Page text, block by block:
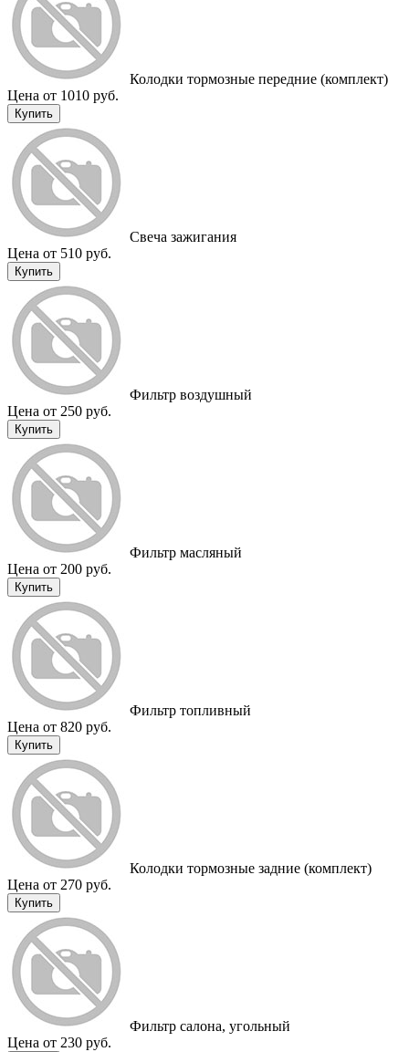
Колодки тормозные передние (комплект)
Цена от 1010 руб.
Купить
Свеча зажигания
Цена от 510 руб.
Купить
Фильтр воздушный
Цена от 250 руб.
Купить
Фильтр масляный
Цена от 200 руб.
Купить
Фильтр топливный
Цена от 820 руб.
Купить
Колодки тормозные задние (комплект)
Цена от 270 руб.
Купить
Фильтр салона, угольный
Цена от 230 руб.